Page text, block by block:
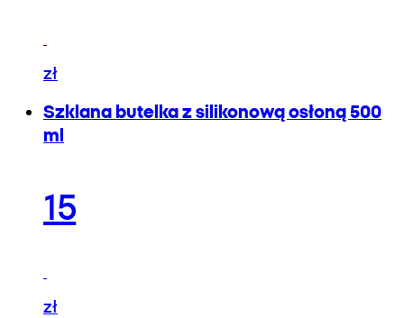
zł
Szklana butelka z silikonową osłoną 500
ml
15
zł